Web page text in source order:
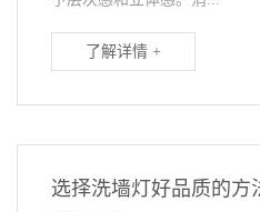
了解详情 +
选择洗墙灯好品质的方